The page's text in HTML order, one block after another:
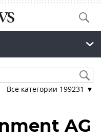
Все категории 199231 ▼
AG